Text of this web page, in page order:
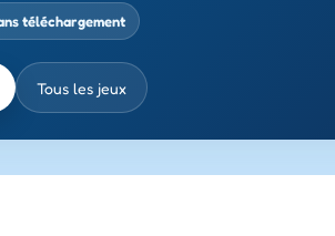
téléchargement
Tous les jeux